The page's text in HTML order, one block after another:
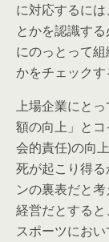
に対応するには
とかを認識する
にのっとって
かをチェックす
上場企業にとっ
額の向上」と
会的責任)の向
死が起こり得
ンの裏表だと
経営だとすると、
スポーツにお